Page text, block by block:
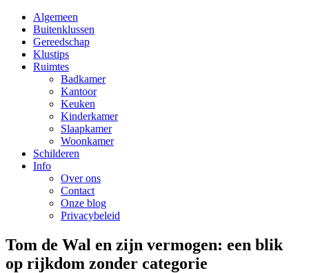
Algemeen
Buitenklussen
Gereedschap
Klustips
Ruimtes
Badkamer
Kantoor
Keuken
Kinderkamer
Slaapkamer
Woonkamer
Schilderen
Info
Over ons
Contact
Onze blog
Privacybeleid
Tom de Wal en zijn vermogen: een blik
op rijkdom zonder categorie